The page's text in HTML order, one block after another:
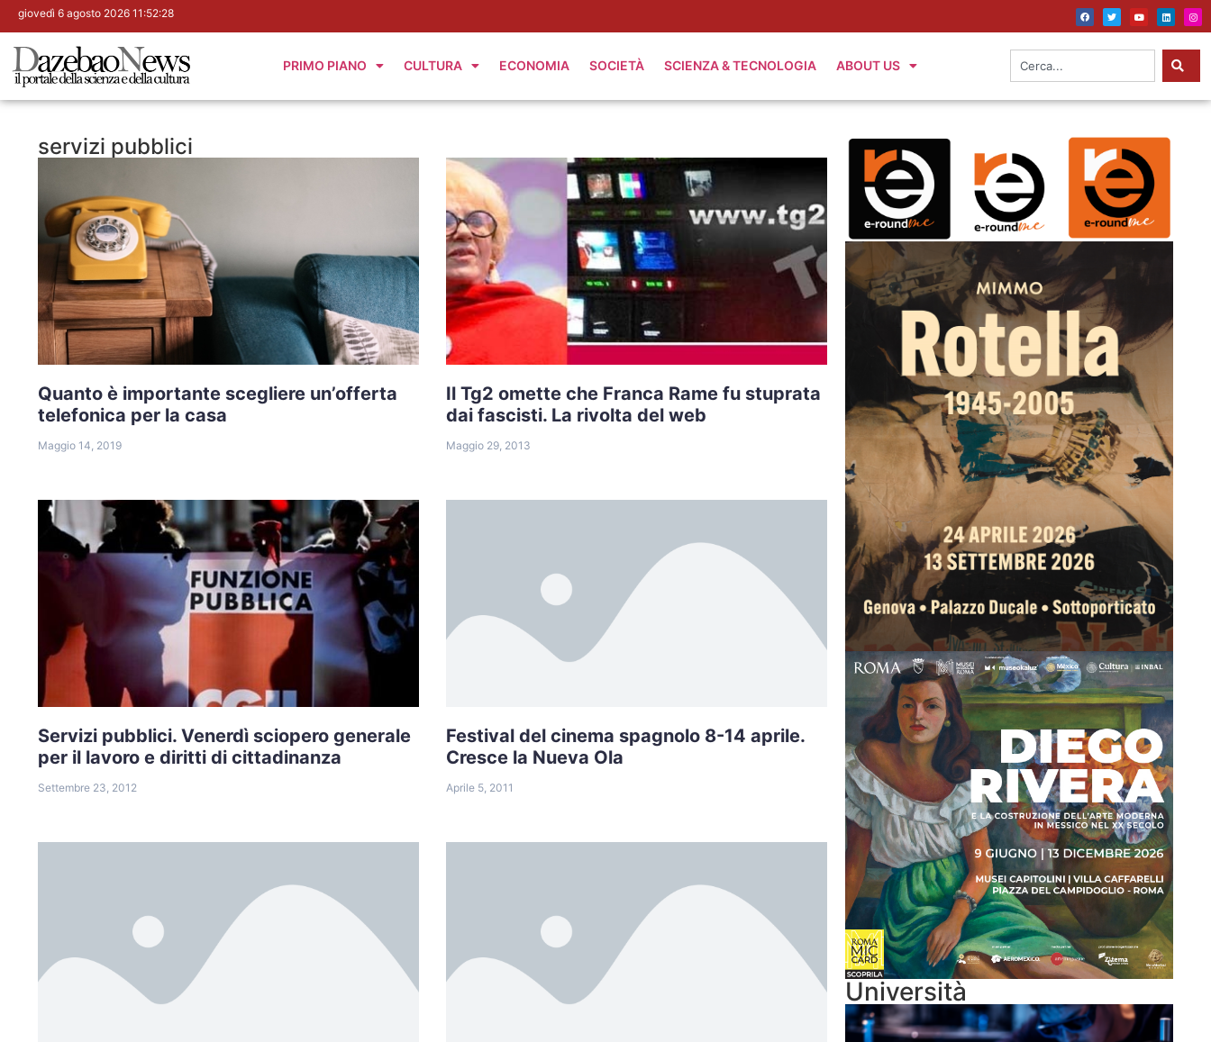
giovedì 6 agosto 2026 11:52:29
PRIMO PIANO CULTURA ECONOMIA SOCIETÀ SCIENZA & TECNOLOGIA ABOUT US
servizi pubblici
Quanto è importante scegliere un’offerta
telefonica per la casa
Maggio 14, 2019
Il Tg2 omette che Franca Rame fu stuprata
dai fascisti. La rivolta del web
Maggio 29, 2013
Servizi pubblici. Venerdì sciopero generale
per il lavoro e diritti di cittadinanza
Settembre 23, 2012
Festival del cinema spagnolo 8-14 aprile.
Cresce la Nueva Ola
Aprile 5, 2011
Università